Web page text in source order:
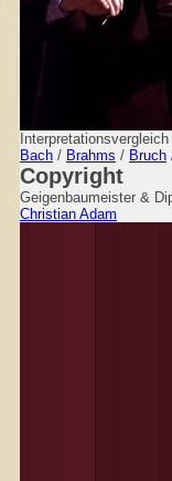
Bach / Brahms / Bruch
Copyright
Geigenbaumeister &
Christian Adam